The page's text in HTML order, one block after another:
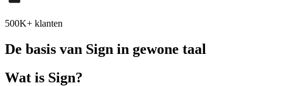
500K+ klanten
De basis van Sign in gewone taal
Wat is Sign?